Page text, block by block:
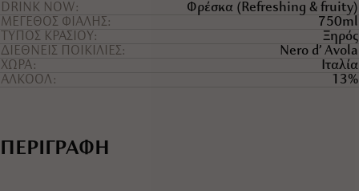
DRINK NOW
Φρέσκα (Refreshing & fruity)
ΜΕΓΕΘΟΣ ΦΙΑΛΗΣ
750ml
ΤYΠΟΣ ΚΡΑΣΙΟY
Ξηρός
ΔΙΕΘΝΕΙΣ ΠΟΙΚΙΛΙΕΣ
Nero d’ Avola
ΧΩΡΑ
Ιταλία
ΑΛΚΟΟΛ
13%
ΠΕΡΙΓΡΑΦΗ